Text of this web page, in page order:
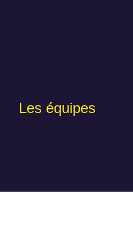
Les équipes